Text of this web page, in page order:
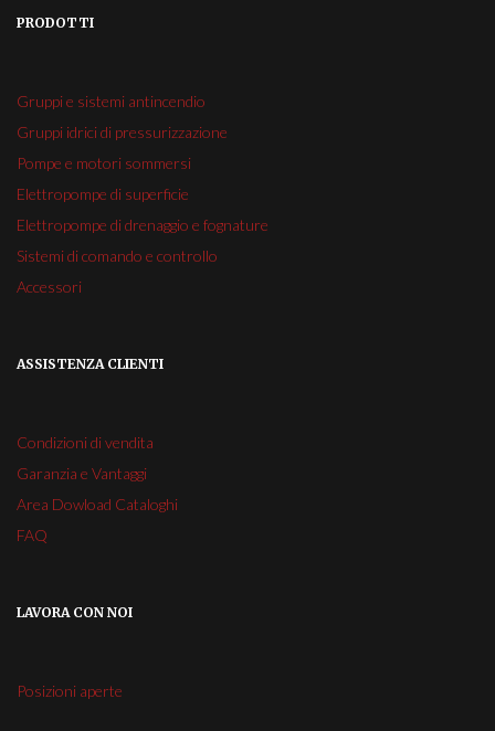
PRODOTTI
Gruppi e sistemi antincendio
Gruppi idrici di pressurizzazione
Pompe e motori sommersi
Elettropompe di superficie
Elettropompe di drenaggio e fognature
Sistemi di comando e controllo
Accessori
ASSISTENZA CLIENTI
Condizioni di vendita
Garanzia e Vantaggi
Area Dowload Cataloghi
FAQ
LAVORA CON NOI
Posizioni aperte